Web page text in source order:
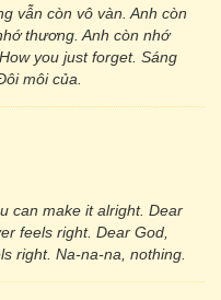
vẫn còn vô vàn. Anh còn
thương. Anh còn nhớ
you just forget. Sáng
môi của.
can make it alright. Dear
feels right. Dear God,
right. Na-na-na, nothing.